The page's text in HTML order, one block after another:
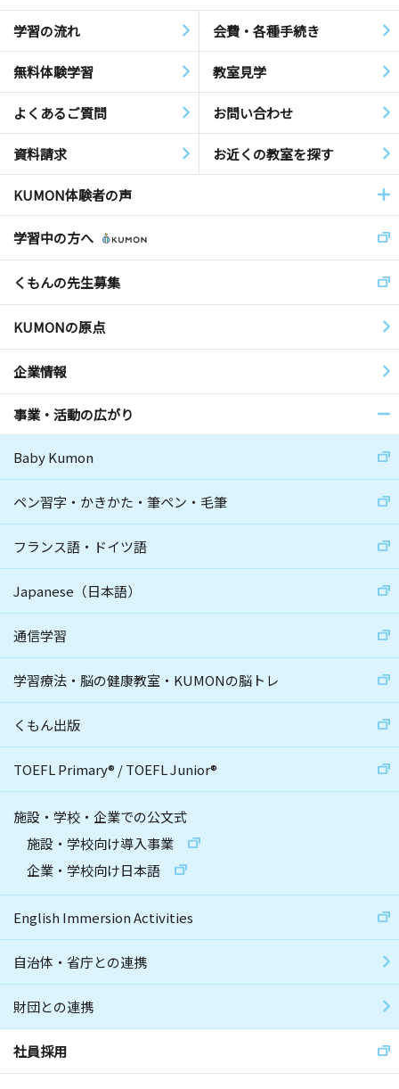
学習の流れ 会費・各種手続き
無料体験学習 教室見学
よくあるご質問 お問い合わせ
資料請求 お近くの教室を探す
KUMON体験者の声
学習中の方へ
くもんの先生募集
KUMONの原点
企業情報
事業・活動の広がり
Baby Kumon
ペン習字・かきかた・筆ペン・毛筆
フランス語・ドイツ語
Japanese（日本語）
通信学習
学習療法・脳の健康教室・KUMONの脳トレ
くもん出版
TOEFL Primary® /TOEFL Junior®
施設・学校・企業での公文式
施設・学校向け導入事業
企業・学校向け日本語
English Immersion Activities
自治体・省庁との連携
財団との連携
社員採用